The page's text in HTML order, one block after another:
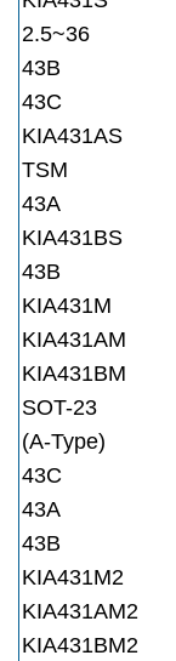
2.5~36
43B
43C
KIA431AS
TSM
43A
KIA431BS
43B
KIA431M
KIA431AM
KIA431BM
SOT-23
(A-Type)
43C
43A
43B
KIA431M2
KIA431AM2
KIA431BM2